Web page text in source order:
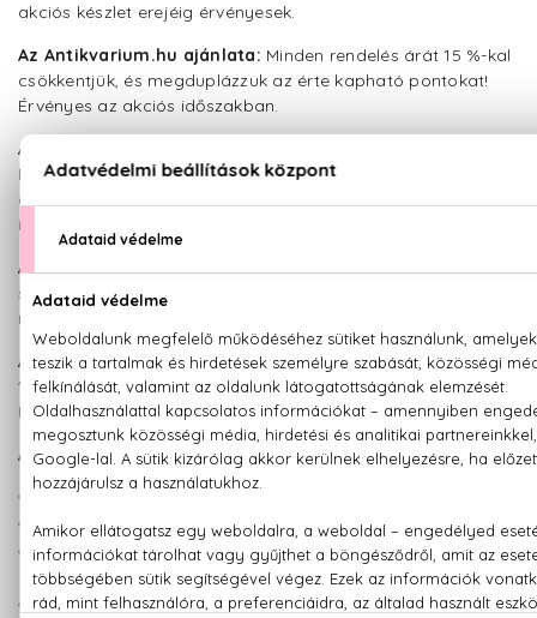
akciós készlet erejéig érvényesek.
Az Antikvarium.hu ajánlata: Minden rendelés árát 15 %-kal
csökkentjük, és megduplázzuk az érte kapható pontokat!
Érvényes az akciós időszakban.
Az eOptika ajánlata:
Pontos szállítással, a bolti áraknál 30-50%-kal olcsóbban,
akár azonnal, saját raktárból szállítva. Érvényes az akciós
időszakban.
Az inSportLine ajánlata:10% kedvezmény és ingyenes
szállítás 5000 Ft felett. A kedvezmény más kedvezménnyel
nem kombinálható.
A JátékNet.hu ajánlata:10-50% kedvezmény, minden
"társasjáték" kategória termékeire. 299 Ft-ért szállítunk Pick
Pack Pontra, 5 000 Ft feletti rendelés esetén!
A Media Markt webáruházának ajánlata :
Minden Logitech termék 10% kedvezménnyel.
Minden Philips háztartási kisgép 5% kedvezménnyel.
Sony vezeték nélküli bluetooth hangszórók, fej- és
fülhallgatók 20% kedvezménnyel.
OSRAM kompakt fénycsövek és halogén izzók 20%